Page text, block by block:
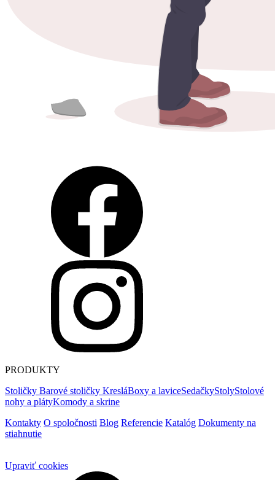
PRODUKTY
Stoličky Barové stoličky KresláBoxy a laviceSedačkyStolyStolové
nohy a plátyKomody a skrine
Kontakty O spoločnosti Blog Referencie Katalóg Dokumenty na
stiahnutie
Upraviť cookies